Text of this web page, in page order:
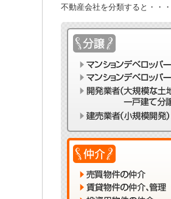
不動産会社を分類すると・・